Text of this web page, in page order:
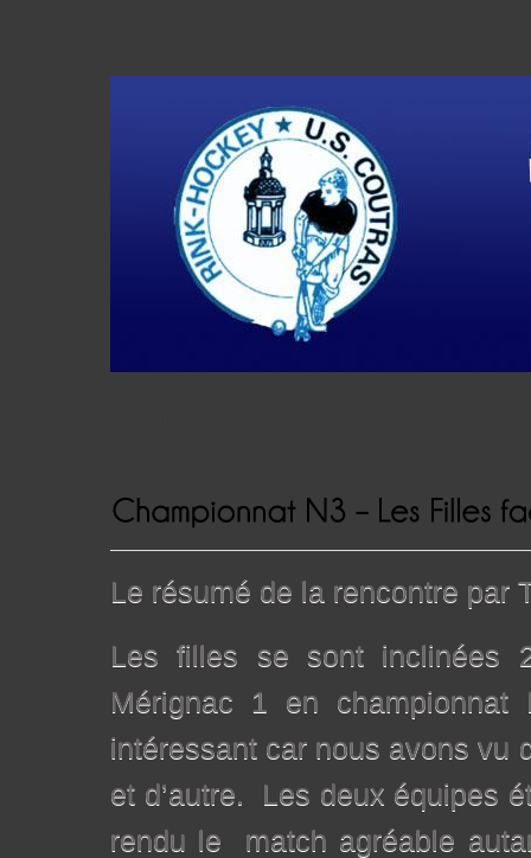
Le résumé de la rencontre par
Les filles se sont inclinées
Mérignac 1 en
intéressant car nous avons vu
et d’autre. Les deux équipes
rendu le match agréable